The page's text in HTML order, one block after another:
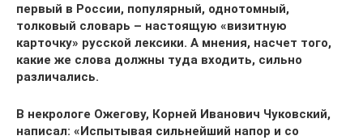
первый в России, популярный, однотомный,
толковый словарь – настоящую «визитную
карточку» русской лексики. А мнения, насчет того,
какие же слова должны туда входить, сильно
различались.
В некрологе Ожегову, Корней Иванович Чуковский,
написал: «Испытывая сильнейший напор и со